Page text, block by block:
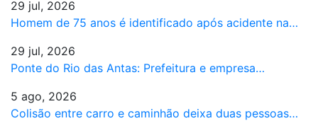
29 jul, 2026
Homem de 75 anos é identificado após acidente na…
29 jul, 2026
Ponte do Rio das Antas: Prefeitura e empresa…
5 ago, 2026
Colisão entre carro e caminhão deixa duas pessoas…